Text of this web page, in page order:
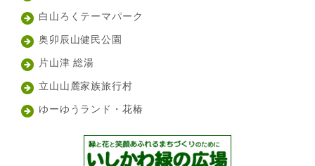
白山ろくテーマパーク
奥卯辰山健民公園
片山津 総湯
立山山麓家族旅行村
ゆーゆうランド・花椿